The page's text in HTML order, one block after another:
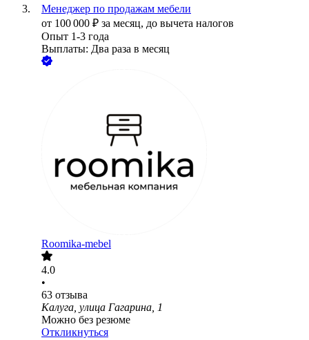
Менеджер по продажам мебели
от 100 000 ₽ за месяц, до вычета налогов
Опыт 1-3 года
Выплаты: Два раза в месяц
Roomika-mebel
4.0
•
63 отзыва
Калуга, улица Гагарина, 1
Можно без резюме
Откликнуться